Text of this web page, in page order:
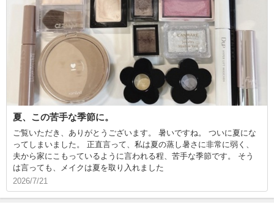
夏、この苦手な季節に。
ご覧いただき、ありがとうございます。 暑いですね。 ついに夏にな
ってしまいました。 正直言って、私は夏の蒸し暑さに非常に弱く、
夫から家にこもっているように言われる程、苦手な季節です。 そう
は言っても、メイクは夏を取り入れました
2026/7/21